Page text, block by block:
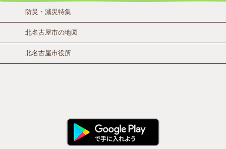
防災・減災特集
北名古屋市の地図
北名古屋市役所